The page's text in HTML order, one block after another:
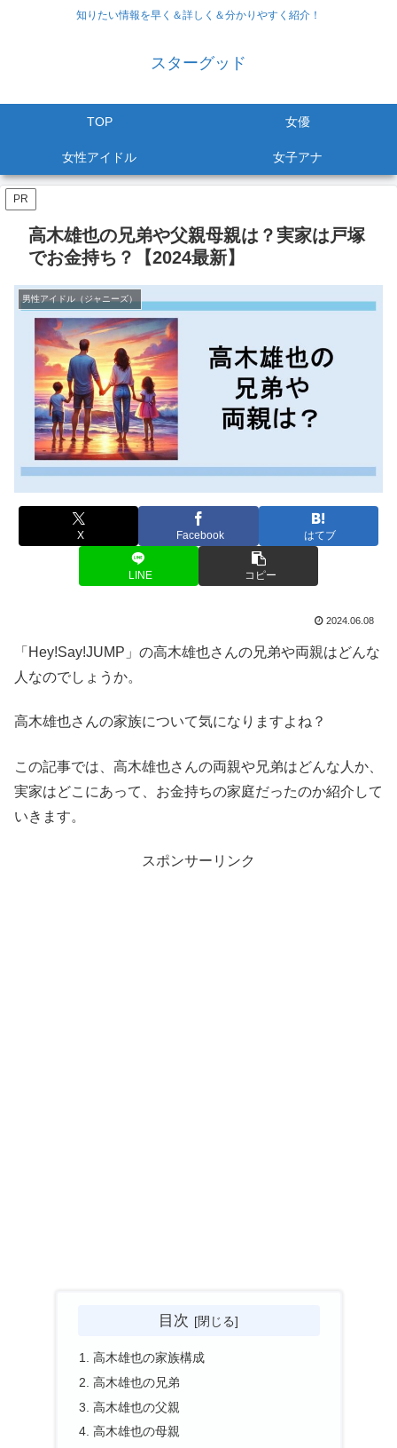
知りたい情報を早く＆詳しく＆分かりやすく紹介！
スターグッド
TOP 女優
女性アイドル 女子アナ
PR
高木雄也の兄弟や父親母親は？実家は戸塚
でお金持ち？【2024最新】
男性アイドル（ジャニーズ）
X Facebook はてブ
LINE コピー
2024.06.08
「Hey!Say!JUMP」の高木雄也さんの兄弟や両親はどんな
人なのでしょうか。
高木雄也さんの家族について気になりますよね？
この記事では、高木雄也さんの両親や兄弟はどんな人か、
実家はどこにあって、お金持ちの家庭だったのか紹介して
いきます。
スポンサーリンク
目次
高木雄也の家族構成
高木雄也の兄弟
高木雄也の父親
高木雄也の母親